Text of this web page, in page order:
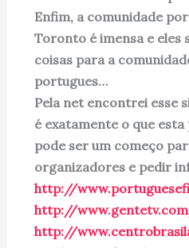
Enfim, a comunidade
Toronto é imensa e eles
coisas para a
portugues…
Pela net encontrei esse
é exatamente o que
pode ser um começo
organizadores e pedir
http://
http://
http://